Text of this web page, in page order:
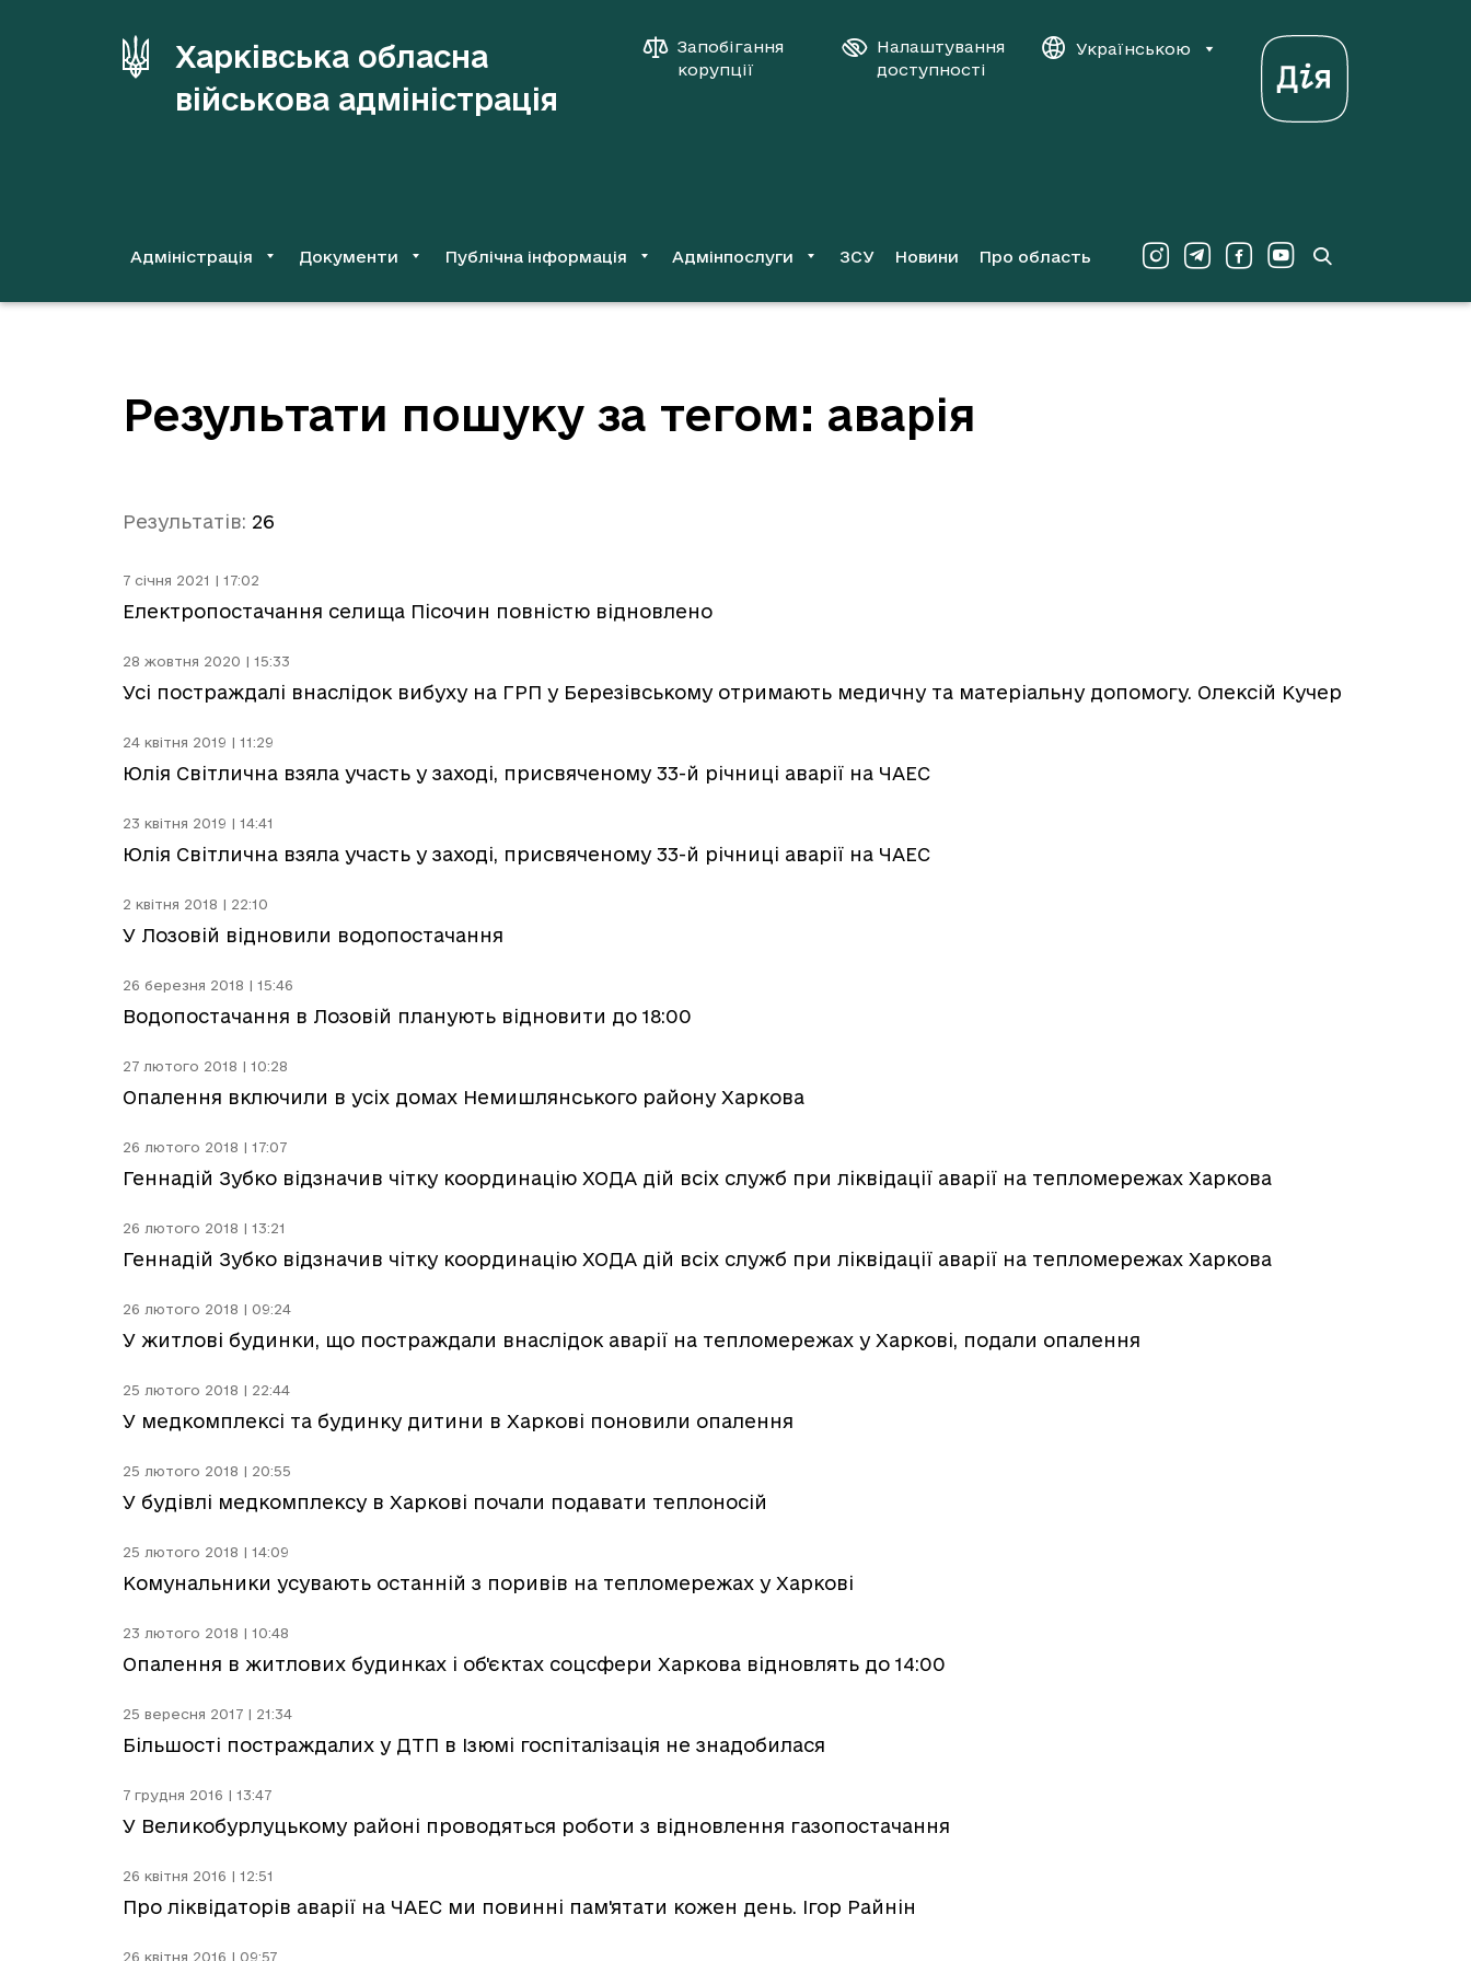
Харківська обласна
військова адміністрація
Запобігання
корупції
Налаштування
доступності
Українською
Адміністрація Документи Публічна інформація Адмінпослуги ЗСУ Новини Про область
Результати пошуку за тегом: аварія
Результатів: 26
7 січня 2021 | 17:02
Електропостачання селища Пісочин повністю відновлено
28 жовтня 2020 | 15:33
Усі постраждалі внаслідок вибуху на ГРП у Березівському отримають медичну та матеріальну допомогу. Олексій Кучер
24 квітня 2019 | 11:29
Юлія Світлична взяла участь у заході, присвяченому 33-й річниці аварії на ЧАЕС
23 квітня 2019 | 14:41
Юлія Світлична взяла участь у заході, присвяченому 33-й річниці аварії на ЧАЕС
2 квітня 2018 | 22:10
У Лозовій відновили водопостачання
26 березня 2018 | 15:46
Водопостачання в Лозовій планують відновити до 18:00
27 лютого 2018 | 10:28
Опалення включили в усіх домах Немишлянського району Харкова
26 лютого 2018 | 17:07
Геннадій Зубко відзначив чітку координацію ХОДА дій всіх служб при ліквідації аварії на тепломережах Харкова
26 лютого 2018 | 13:21
Геннадій Зубко відзначив чітку координацію ХОДА дій всіх служб при ліквідації аварії на тепломережах Харкова
26 лютого 2018 | 09:24
У житлові будинки, що постраждали внаслідок аварії на тепломережах у Харкові, подали опалення
25 лютого 2018 | 22:44
У медкомплексі та будинку дитини в Харкові поновили опалення
25 лютого 2018 | 20:55
У будівлі медкомплексу в Харкові почали подавати теплоносій
25 лютого 2018 | 14:09
Комунальники усувають останній з поривів на тепломережах у Харкові
23 лютого 2018 | 10:48
Опалення в житлових будинках і об'єктах соцсфери Харкова відновлять до 14:00
25 вересня 2017 | 21:34
Більшості постраждалих у ДТП в Ізюмі госпіталізація не знадобилася
7 грудня 2016 | 13:47
У Великобурлуцькому районі проводяться роботи з відновлення газопостачання
26 квітня 2016 | 12:51
Про ліквідаторів аварії на ЧАЕС ми повинні пам'ятати кожен день. Ігор Райнін
26 квітня 2016 | 09:57